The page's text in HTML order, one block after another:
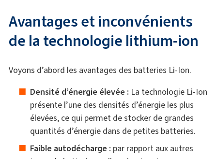
Avantages et inconvénients
de la technologie lithium-ion
Voyons d’abord les avantages des batteries Li-Ion.
Densité d’énergie élevée : La technologie Li-Ion
présente l’une des densités d’énergie les plus
élevées, ce qui permet de stocker de grandes
quantités d’énergie dans de petites batteries.
Faible autodécharge : par rapport aux autres